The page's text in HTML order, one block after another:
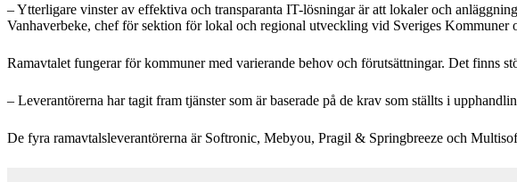
– Ytterligare vinster av effektiva och transparanta IT-lösningar är att lokaler och
Vanhaverbeke, chef för sektion för lokal och regional utveckling vid Sveriges Kommuner
Ramavtalet fungerar för kommuner med varierande behov och förutsättningar. Det finns
– Leverantörerna har tagit fram tjänster som är baserade på de krav som ställts i
De fyra ramavtalsleverantörerna är Softronic, Mebyou, Pragil & Springbreeze och